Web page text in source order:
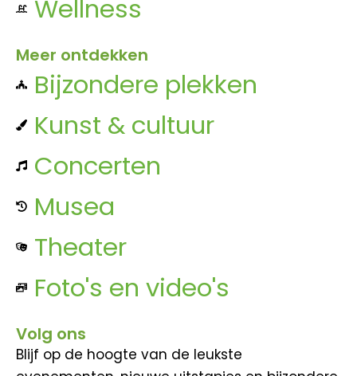
Wellness
Meer ontdekken
Bijzondere plekken
Kunst & cultuur
Concerten
Musea
Theater
Foto's en video's
Volg ons
Blijf op de hoogte van de leukste